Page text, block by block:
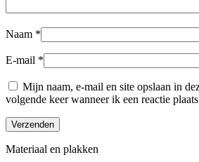
Naam *
E-mail *
Mijn naam, e-mail en site opslaan in
volgende keer wanneer ik een reactie
Materiaal en plakken